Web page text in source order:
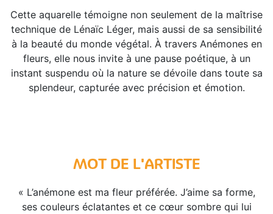
Cette aquarelle témoigne non seulement de la maîtrise
technique de Lénaïc Léger, mais aussi de sa sensibilité
à la beauté du monde végétal. À travers Anémones en
fleurs, elle nous invite à une pause poétique, à un
instant suspendu où la nature se dévoile dans toute sa
splendeur, capturée avec précision et émotion.
MOT DE L'ARTISTE
« L’anémone est ma fleur préférée. J’aime sa forme,
ses couleurs éclatantes et ce cœur sombre qui lui